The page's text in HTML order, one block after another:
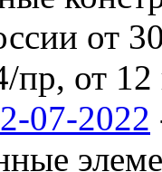
от
пр, от
07-2022